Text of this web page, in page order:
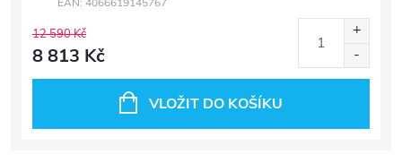
12 590 Kč
8 813 Kč
VLOŽIT DO KOŠÍKU